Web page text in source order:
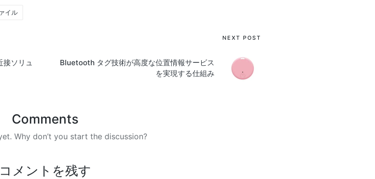
イル
接ソリュ
NEXT POST
Bluetooth タグ技術が高度な位置情報サービス
を実現する仕組み
Comments
Why don’t you start the discussion?
コメントを残す